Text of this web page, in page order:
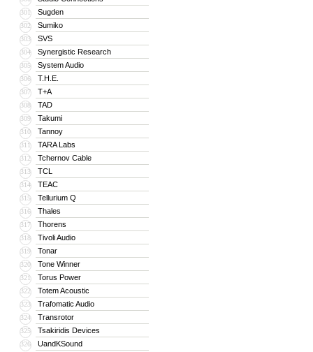
301 Sugden
302 Sumiko
303 SVS
304 Synergistic Research
305 System Audio
306 T.H.E.
307 T+A
308 TAD
309 Takumi
310 Tannoy
311 TARA Labs
312 Tchernov Cable
313 TCL
314 TEAC
315 Tellurium Q
316 Thales
317 Thorens
318 Tivoli Audio
319 Tonar
320 Tone Winner
321 Torus Power
322 Totem Acoustic
323 Trafomatic Audio
324 Transrotor
325 Tsakiridis Devices
326 UandKSound